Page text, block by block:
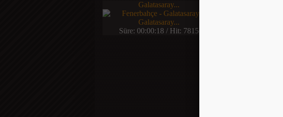
Galatasaray...
Süre: 00:00:18 / Hit: 7815